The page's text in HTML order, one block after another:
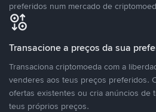
preferidos num mercado de
Transacione a preços da sua
Transaciona criptomoeda com a
venderes aos teus preços preferidos.
ofertas existentes ou cria anúncios de
teus próprios preços.